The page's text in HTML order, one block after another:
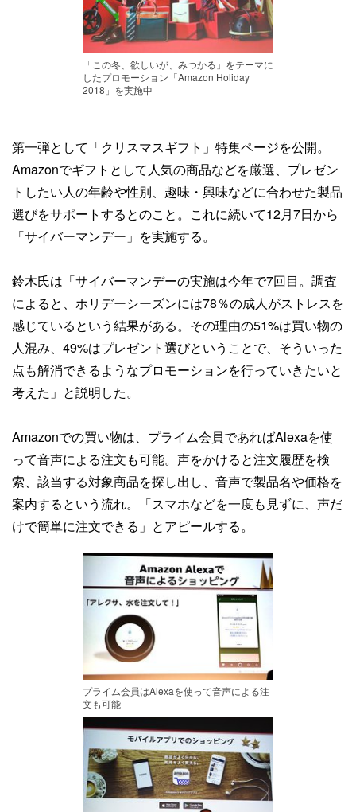
「この冬、欲しいが、みつかる」をテーマに
したプロモーション「Amazon Holiday
2018」を実施中
第一弾として「クリスマスギフト」特集ページを公開。
Amazonでギフトとして人気の商品などを厳選、プレゼン
トしたい人の年齢や性別、趣味・興味などに合わせた製品
選びをサポートするとのこと。これに続いて12月7日から
「サイバーマンデー」を実施する。
鈴木氏は「サイバーマンデーの実施は今年で7回目。調査
によると、ホリデーシーズンには78％の成人がストレスを
感じているという結果がある。その理由の51%は買い物の
人混み、49%はプレゼント選びということで、そういった
点も解消できるようなプロモーションを行っていきたいと
考えた」と説明した。
Amazonでの買い物は、プライム会員であればAlexaを使
って音声による注文も可能。声をかけると注文履歴を検
索、該当する対象商品を探し出し、音声で製品名や価格を
案内するという流れ。「スマホなどを一度も見ずに、声だ
けで簡単に注文できる」とアピールする。
プライム会員はAlexaを使って音声による注
文も可能